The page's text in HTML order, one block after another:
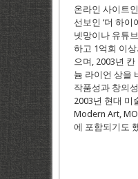
온라인 사이트
선보인 ‘더 하이
넷망이나 유튜
하고 1억회 이
으며, 2003년
늄 라이언 상을
작품성과 창의
2003년 현대 미
Modern Art,
에 포함되기도